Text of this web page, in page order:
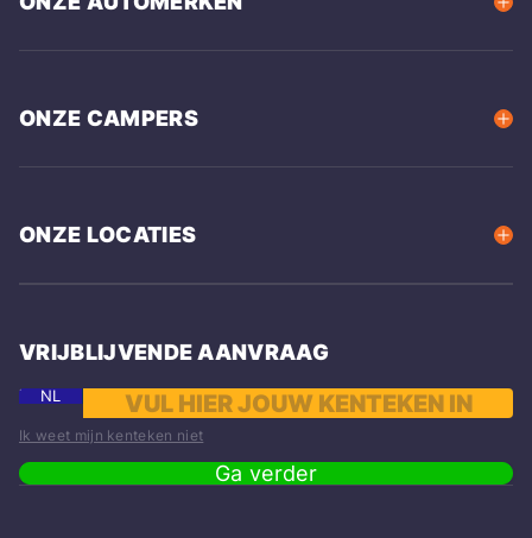
ONZE CAMPERS
ONZE LOCATIES
VRIJBLIJVENDE AANVRAAG
NL
Ik weet mijn kenteken niet
Ga verder